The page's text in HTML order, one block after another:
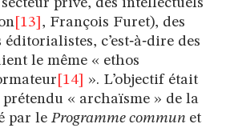
privé, des intellectuels
[13] , François Furet), des
c’est‑à‑dire des
le même « ethos
[14]
». L’objectif était
« archaïsme » de la
par le Programme commun et